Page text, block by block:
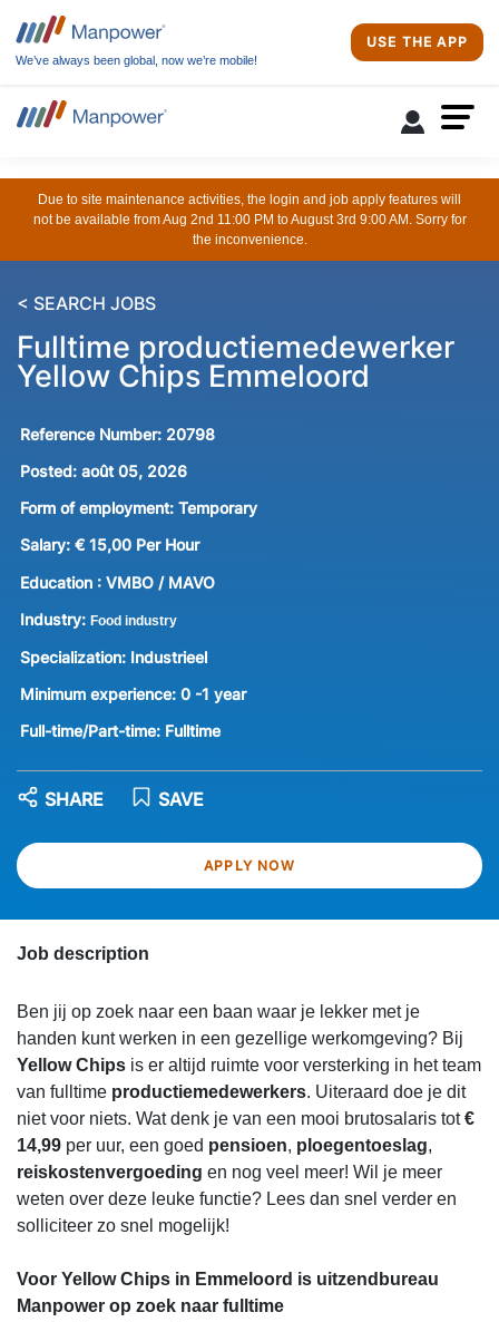
We’ve always been global, now we’re mobile!
USE THE APP
Due to site maintenance activities, the login and job apply features will
not be available from Aug 2nd 11:00 PM to August 3rd 9:00 AM. Sorry for
the inconvenience.
< SEARCH JOBS
Fulltime productiemedewerker
Yellow Chips Emmeloord
Reference Number: 20798
Posted: août 05, 2026
Form of employment: Temporary
Salary: € 15,00 Per Hour
Education : VMBO / MAVO
Industry: Food industry
Specialization: Industrieel
Minimum experience: 0 -1 year
Full-time/Part-time: Fulltime
APPLY NOW
SAVE
SHARE
Job description
Ben jij op zoek naar een baan waar je lekker met je
handen kunt werken in een gezellige werkomgeving? Bij
Yellow Chips is er altijd ruimte voor versterking in het team
van fulltime productiemedewerkers. Uiteraard doe je dit
niet voor niets. Wat denk je van een mooi brutosalaris tot€
14,99 per uur, een goed pensioen, ploegentoeslag,
reiskostenvergoeding en nog veel meer! Wil je meer
weten over deze leuke functie? Lees dan snel verder en
solliciteer zo snel mogelijk!
Voor Yellow Chips in Emmeloord is uitzendbureau
Manpower op zoek naar fulltime